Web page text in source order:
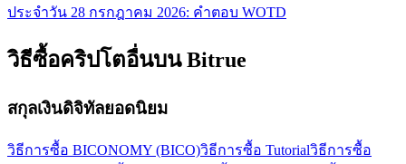
ประจำวัน 28 กรกฎาคม 2026: คำตอบ WOTD
วิธีซื้อคริปโตอื่นบน Bitrue
สกุลเงินดิจิทัลยอดนิยม
วิธีการซื้อ BICONOMY (BICO)วิธีการซื้อ Tutorialวิธีการซื้อ